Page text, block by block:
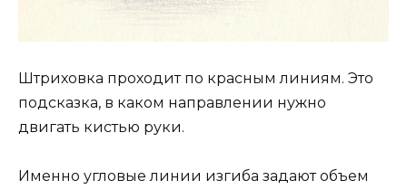
Штриховка проходит по красным линиям. Это
подсказка, в каком направлении нужно
двигать кистью руки.
Именно угловые линии изгиба задают объем